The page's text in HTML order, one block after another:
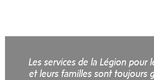
Les services de la Légion pour
et leurs familles sont toujours